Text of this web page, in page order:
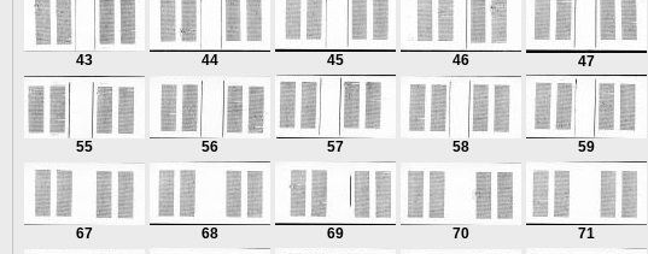
43 44 45 46 47
55 56 57 58 59
67 68 69 70 71